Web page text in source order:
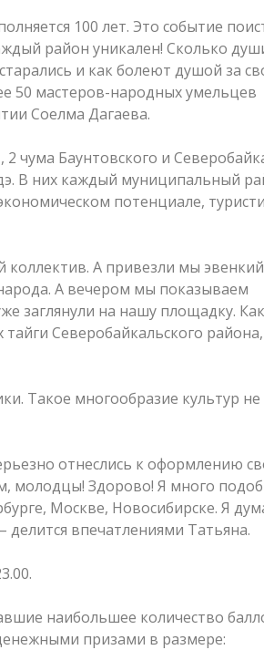
100 лет. Это событие
район уникален! Сколько
и как болеют душой за
50 мастеров-народных умельцев
Соелма Дагаева.
чума Баунтовского и
В них каждый муниципальный
потенциале,
А привезли мы
А вечером мы показываем
заглянули на нашу площадку.
тайги Северобайкальского
Такое многообразие культур не
отнеслись к оформлению
молодцы! Здорово! Я много
Москве, Новосибирске. Я
впечатлениями Татьяна.
наибольшее количество
призами в размере: